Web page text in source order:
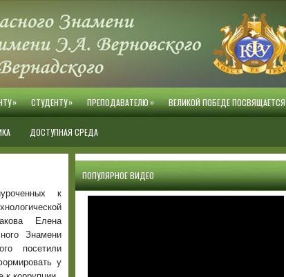
» СТУДЕНТУ» ПРЕПОДАВАТЕЛЮ» ВЕЛИКОЙ ПОБЕДЕ ПОСВЯЩАЕТСЯ
ДОСТУПНАЯ СРЕДА
к
Елена
Знамени
посетили
у
ПОПУЛЯРНОЕ ВИДЕО